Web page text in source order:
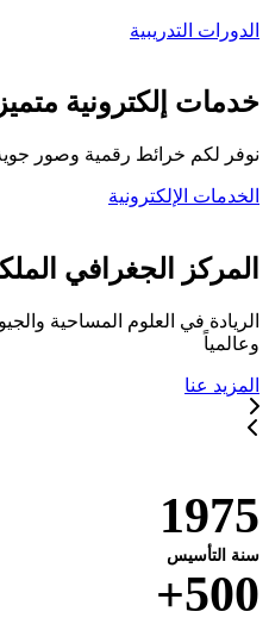
الدورات التدريبية
خدمات إلكترونية
نوفر لكم خرائط رقمية وصور
الخدمات الإلكترونية
المركز الجغرافي
الريادة في العلوم المساحية
وعالمياً
المزيد عنا
1975
سنة التأسيس
500+